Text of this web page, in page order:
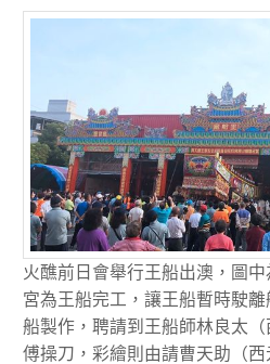
火醮前日會舉行王船出澳，圖
宮為王船完工，讓王船暫時駛
船製作，聘請到王船師林良太
傅操刀，彩繪則由請曹天助（